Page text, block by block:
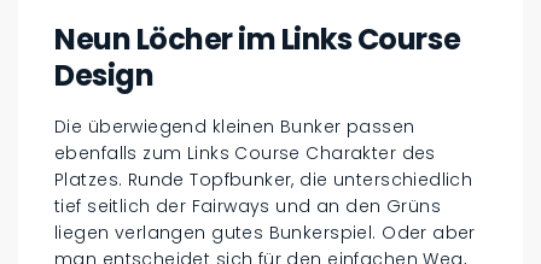
Neun Löcher im Links Course
Design
Die überwiegend kleinen Bunker passen
ebenfalls zum Links Course Charakter des
Platzes. Runde Topfbunker, die unterschiedlich
tief seitlich der Fairways und an den Grüns
liegen verlangen gutes Bunkerspiel. Oder aber
man entscheidet sich für den einfachen Weg,